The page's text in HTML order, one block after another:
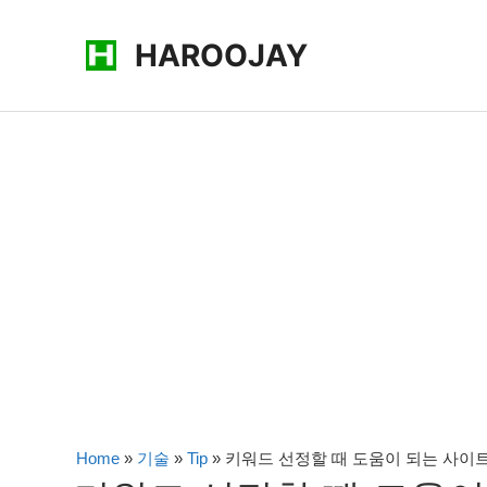
로
HAROOJAY
Home » 기술 » Tip » 키워드 선정할 때 도움이 되는 사이